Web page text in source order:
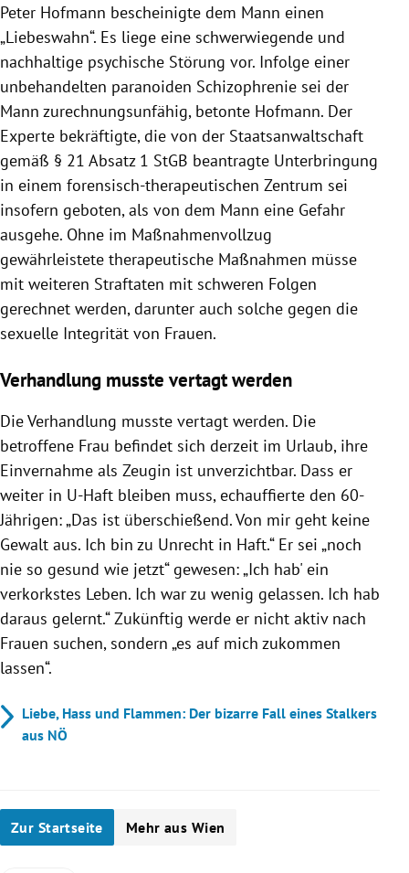
Peter Hofmann bescheinigte dem Mann einen
„Liebeswahn“. Es liege eine schwerwiegende und
nachhaltige psychische Störung vor. Infolge einer
unbehandelten paranoiden Schizophrenie sei der
Mann zurechnungsunfähig, betonte Hofmann. Der
Experte bekräftigte, die von der Staatsanwaltschaft
gemäß § 21 Absatz 1 StGB beantragte Unterbringung
in einem forensisch-therapeutischen Zentrum sei
insofern geboten, als von dem Mann eine Gefahr
ausgehe. Ohne im Maßnahmenvollzug
gewährleistete therapeutische Maßnahmen müsse
mit weiteren Straftaten mit schweren Folgen
gerechnet werden, darunter auch solche gegen die
sexuelle Integrität von Frauen.
Verhandlung musste vertagt werden
Die Verhandlung musste vertagt werden. Die
betroffene Frau befindet sich derzeit im Urlaub, ihre
Einvernahme als Zeugin ist unverzichtbar. Dass er
weiter in U-Haft bleiben muss, echauffierte den 60-
Jährigen: „Das ist überschießend. Von mir geht keine
Gewalt aus. Ich bin zu Unrecht in Haft.“ Er sei „noch
nie so gesund wie jetzt“ gewesen: „Ich hab' ein
verkorkstes Leben. Ich war zu wenig gelassen. Ich hab
daraus gelernt.“ Zukünftig werde er nicht aktiv nach
Frauen suchen, sondern „es auf mich zukommen
lassen“.
Liebe, Hass und Flammen: Der bizarre Fall eines Stalkers
aus NÖ
Zur Startseite Mehr aus Wien